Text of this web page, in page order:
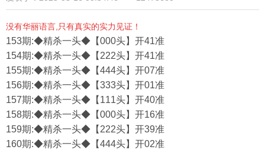
没有华丽语言,只有真实的实力见证！
153期:◆精杀一头◆【000头】开41准
154期:◆精杀一头◆【222头】开41准
155期:◆精杀一头◆【444头】开07准
156期:◆精杀一头◆【333头】开01准
157期:◆精杀一头◆【111头】开40准
158期:◆精杀一头◆【000头】开16准
159期:◆精杀一头◆【222头】开39准
160期:◆精杀一头◆【444头】开02准